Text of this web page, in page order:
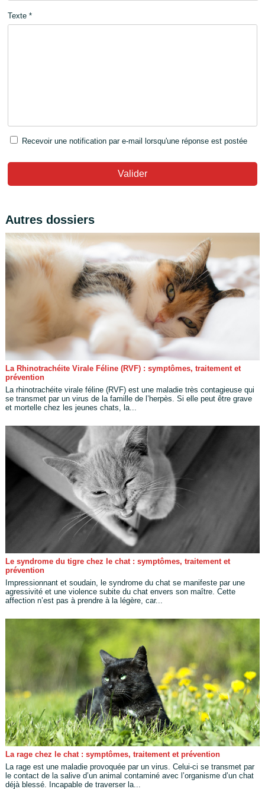
Texte *
Recevoir une notification par e-mail lorsqu'une réponse est postée
Valider
Autres dossiers
La Rhinotrachéite Virale Féline (RVF) : symptômes, traitement et
prévention
La rhinotrachéite virale féline (RVF) est une maladie très contagieuse qui
se transmet par un virus de la famille de l’herpès. Si elle peut être grave
et mortelle chez les jeunes chats, la...
Le syndrome du tigre chez le chat : symptômes, traitement et
prévention
Impressionnant et soudain, le syndrome du chat se manifeste par une
agressivité et une violence subite du chat envers son maître. Cette
affection n’est pas à prendre à la légère, car...
La rage chez le chat : symptômes, traitement et prévention
La rage est une maladie provoquée par un virus. Celui-ci se transmet par
le contact de la salive d’un animal contaminé avec l’organisme d’un chat
déjà blessé. Incapable de traverser la...